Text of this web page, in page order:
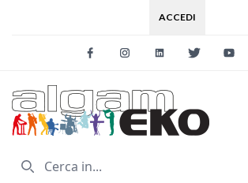
ACCEDI
FacebookInstagramLinkedinTwitter